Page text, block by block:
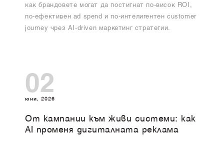
как брандовете могат да постигнат по-висок ROI,
по-ефективен ad spend и по-интелигентен customer
journey чрез AI-driven маркетинг стратегии.
02
юни, 2026
От кампании към живи системи: как
AI променя дигиталната реклама